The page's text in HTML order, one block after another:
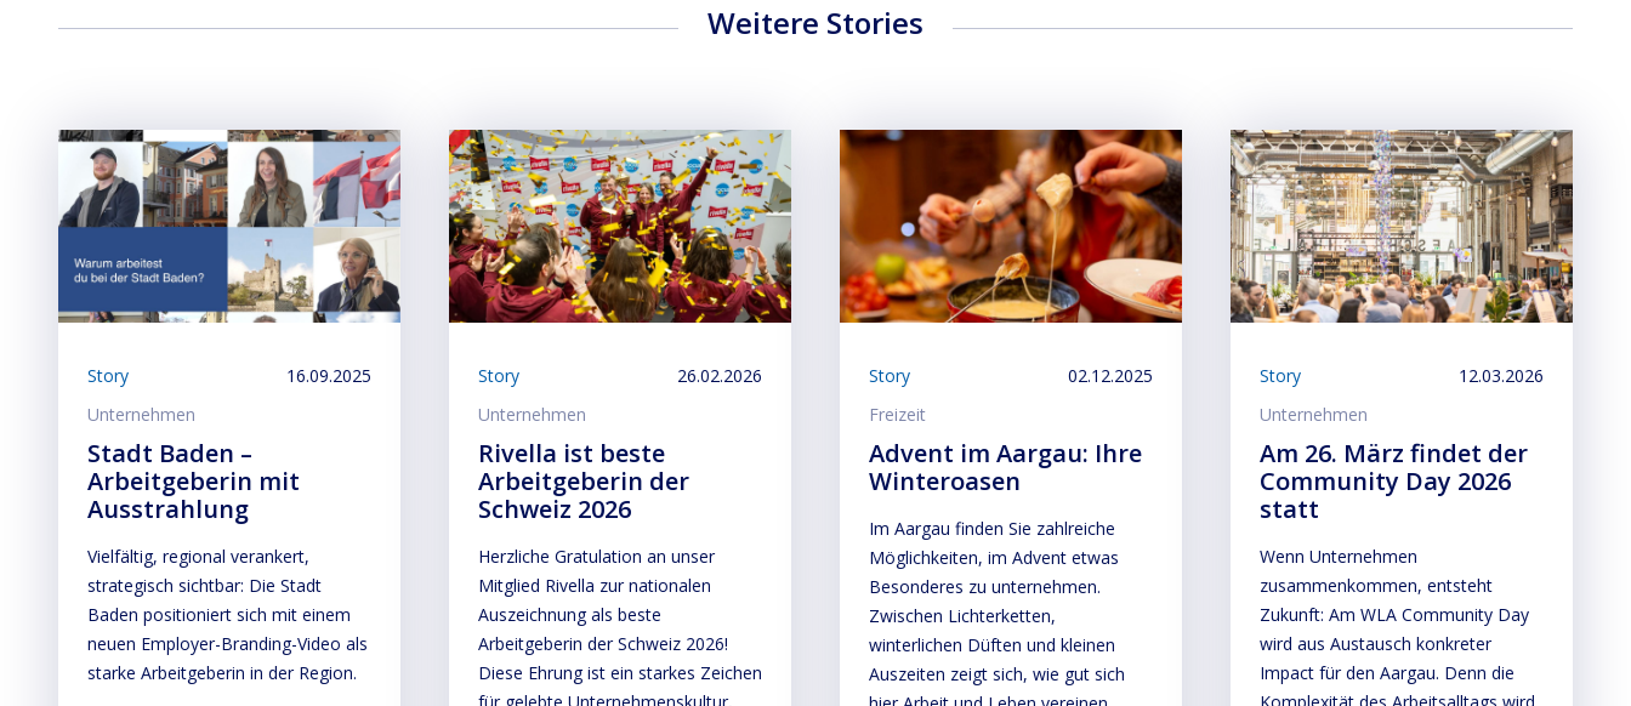
Weitere Stories
Story
16.09.2025
Unternehmen
Stadt Baden –
Arbeitgeberin mit
Ausstrahlung
Vielfältig, regional verankert,
strategisch sichtbar: Die Stadt
Baden positioniert sich mit einem
neuen Employer-Branding-Video als
starke Arbeitgeberin in der Region.
Story
26.02.2026
Unternehmen
Rivella ist beste
Arbeitgeberin der
Schweiz 2026
Herzliche Gratulation an unser
Mitglied Rivella zur nationalen
Auszeichnung als beste
Arbeitgeberin der Schweiz 2026!
Diese Ehrung ist ein starkes Zeichen
für gelebte Unternehmenskultur,
Story
02.12.2025
Freizeit
Advent im Aargau: Ihre
Winteroasen
Im Aargau finden Sie zahlreiche
Möglichkeiten, im Advent etwas
Besonderes zu unternehmen.
Zwischen Lichterketten,
winterlichen Düften und kleinen
Auszeiten zeigt sich, wie gut sich
Story
12.03.2026
Unternehmen
Am 26. März findet der
Community Day 2026
statt
Wenn Unternehmen
zusammenkommen, entsteht
Zukunft: Am WLA Community Day
wird aus Austausch konkreter
Impact für den Aargau. Denn die
Komplexität des Arbeitsalltags wird